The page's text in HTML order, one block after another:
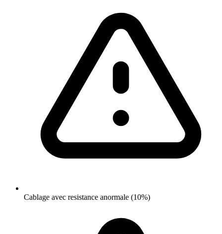
Cablage avec resistance anormale (10%)